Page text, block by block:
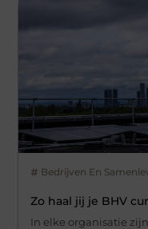
Bedrijven En
Zo haal jij je BHV
In elke organisatie